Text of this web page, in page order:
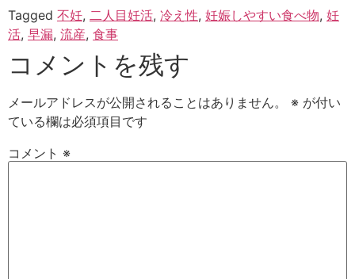
Tagged 不妊, 二人目妊活, 冷え性, 妊娠しやすい食べ物, 妊
活, 早漏, 流産, 食事
コメントを残す
メールアドレスが公開されることはありません。 ※ が付い
ている欄は必須項目です
コメント ※